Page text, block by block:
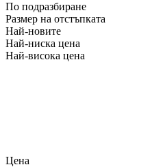
По подразбиране
Размер на отстъпката
Най-новите
Най-ниска цена
Най-висока цена
Цена